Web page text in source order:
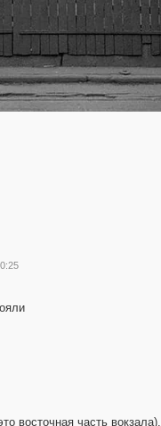
восточная часть вокзала).